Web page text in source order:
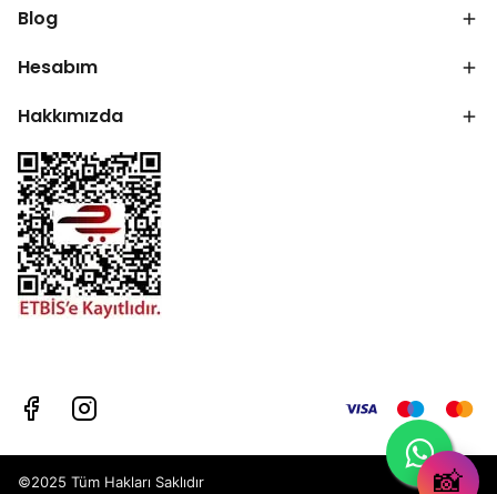
Blog
Hesabım
Hakkımızda
©2025 Tüm Hakları Saklıdır 📸